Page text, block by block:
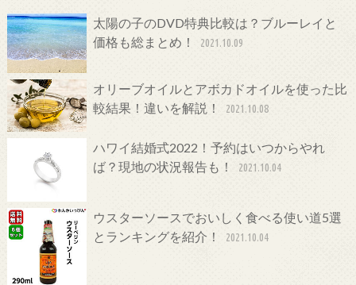
太陽の子のDVD特典比較は？ブルーレイと
価格も総まとめ！
2021.10.09
オリーブオイルとアボカドオイルを使った比
較結果！違いを解説！
2021.10.08
ハワイ結婚式2022！予約はいつからやれ
ば？現地の状況報告も！
2021.10.04
ウスターソースでおいしく食べる使い道5選
とランキングを紹介！
2021.10.04